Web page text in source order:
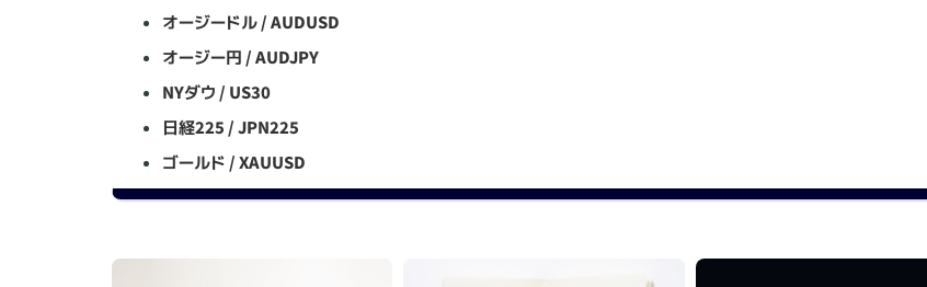
オージードル / AUDUSD
オージー円 / AUDJPY
NYダウ / US30
日経225 / JPN225
ゴールド / XAUUSD